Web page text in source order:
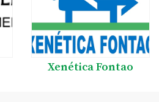
Xenética Fontao